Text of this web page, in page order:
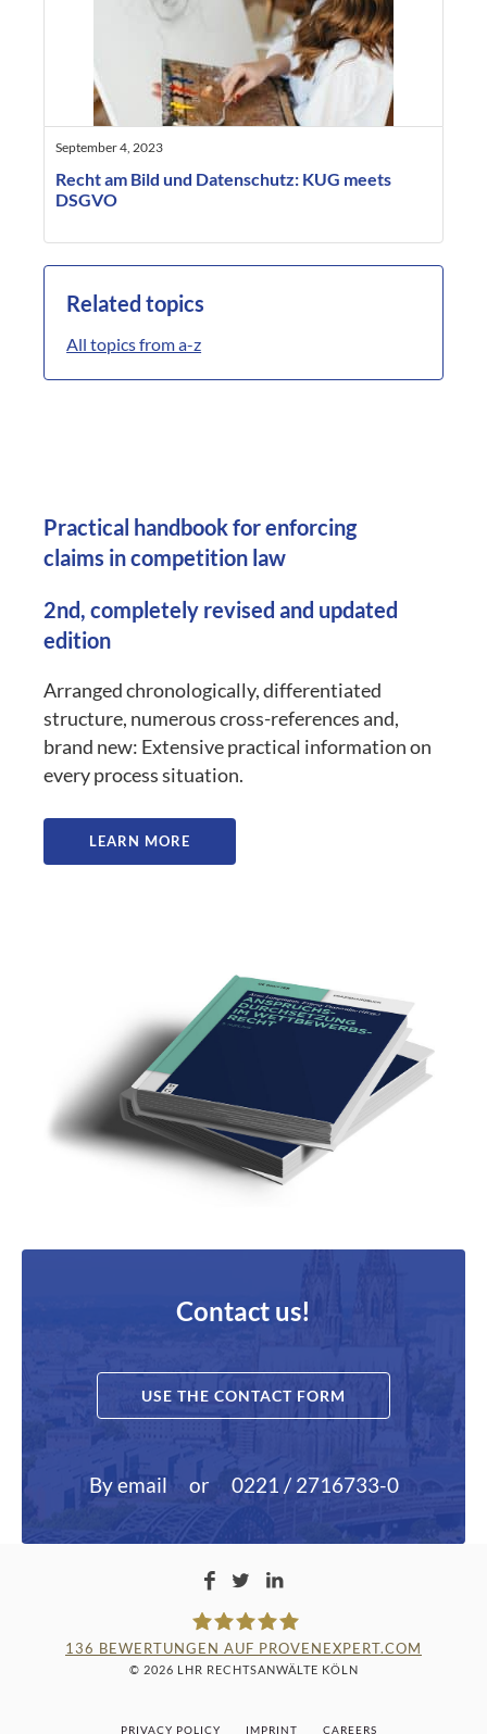
September 4, 2023
Recht am Bild und Datenschutz: KUG meets
DSGVO
Related topics
All topics from a-z
Practical handbook for enforcing
claims in competition law
2nd, completely revised and updated
edition
Arranged chronologically, differentiated
structure, numerous cross-references and,
brand new: Extensive practical information on
every process situation.
LEARN MORE
Contact us!
USE THE CONTACT FORM
By email or 0221 / 2716733-0
136 BEWERTUNGEN AUF PROVENEXPERT.COM
© 2026 LHR RECHTSANWÄLTE KÖLN
PRIVACY POLICY IMPRINT CAREERS